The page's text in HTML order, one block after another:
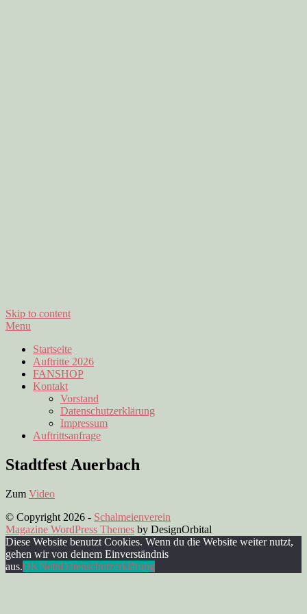
Skip to content
Menu
Startseite
Auftritte 2026
FANSHOP
Kontakt
Vorstand
Datenschutzerklärung
Impressum
Auftrittsanfrage
Stadtfest Auerbach
Zum Video
© Copyright 2026 - Schalmeienverein
Magazine WordPress Themes by DesignOrbital
Diese Website benutzt Cookies. Wenn du die Website weiter nutzt,
gehen wir von deinem Einverständnis
aus.OKNeinDatenschutzerklärung